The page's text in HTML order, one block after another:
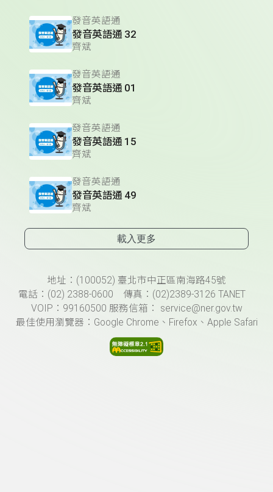
發音英語通
發音英語通 32
齊斌
發音英語通
發音英語通 01
齊斌
發音英語通
發音英語通 15
齊斌
發音英語通
發音英語通 49
齊斌
載入更多
頁尾資訊地址：(100052) 臺北市中正區南海路45號
電話：(02) 2388-0600 傳真：(02)2389-3126 TANET
VOIP：99160500 服務信箱： service@ner.gov.tw
最佳使用瀏覽器：Google Chrome、Firefox、Apple Safari